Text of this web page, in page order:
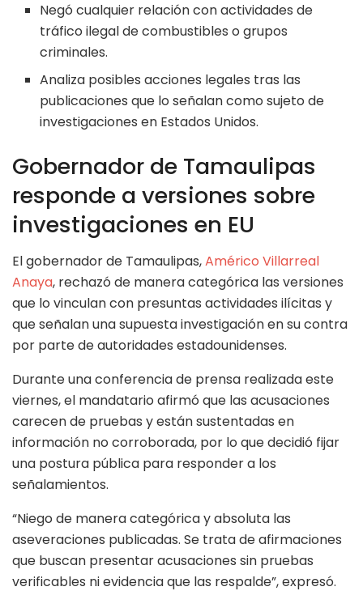
Negó cualquier relación con actividades de
tráfico ilegal de combustibles o grupos
criminales.
Analiza posibles acciones legales tras las
publicaciones que lo señalan como sujeto de
investigaciones en Estados Unidos.
Gobernador de Tamaulipas
responde a versiones sobre
investigaciones en EU
El gobernador de Tamaulipas,Américo Villarreal
Anaya, rechazó de manera categórica las versiones
que lo vinculan con presuntas actividades ilícitas y
que señalan una supuesta investigación en su contra
por parte de autoridades estadounidenses.
Durante una conferencia de prensa realizada este
viernes, el mandatario afirmó que las acusaciones
carecen de pruebas y están sustentadas en
información no corroborada, por lo que decidió fijar
una postura pública para responder a los
señalamientos.
“Niego de manera categórica y absoluta las
aseveraciones publicadas. Se trata de afirmaciones
que buscan presentar acusaciones sin pruebas
verificables ni evidencia que las respalde”, expresó.